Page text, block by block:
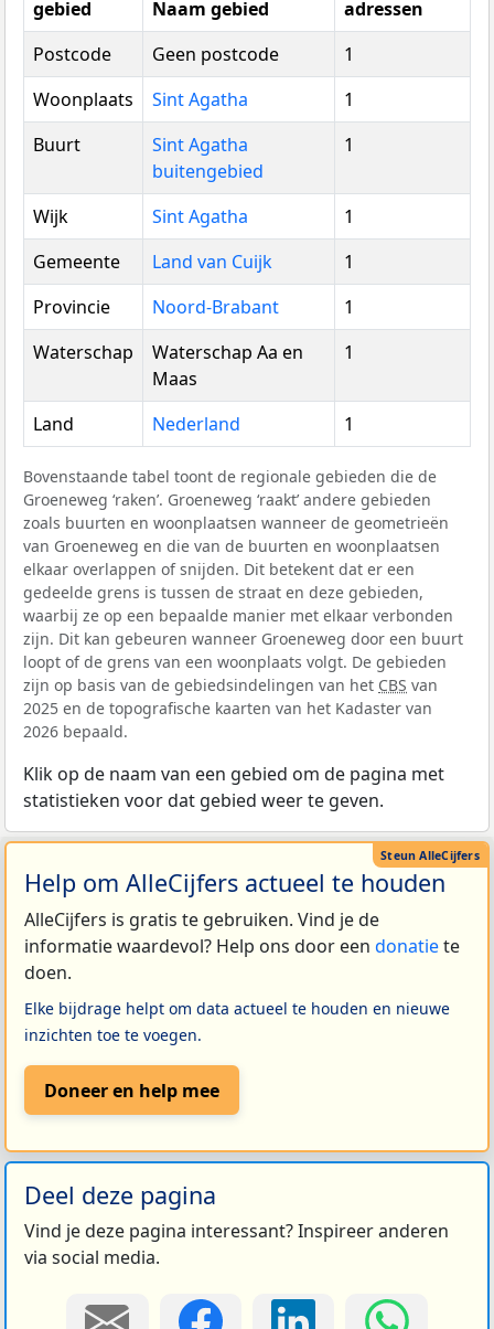
gebied Naam gebied
adressen
Postcode
Geen postcode
1
Woonplaats
Sint Agatha
1
Buurt
Sint Agatha
buitengebied
1
Wijk Sint Agatha
1
Gemeente
Land van Cuijk
1
Provincie
Noord-Brabant
1
Waterschap
Waterschap Aa en
Maas
1
Land Nederland 1
Bovenstaande tabel toont de regionale gebieden die de
Groeneweg ‘raken’. Groeneweg ‘raakt’ andere gebieden
zoals buurten en woonplaatsen wanneer de geometrieën
van Groeneweg en die van de buurten en woonplaatsen
elkaar overlappen of snijden. Dit betekent dat er een
gedeelde grens is tussen de straat en deze gebieden,
waarbij ze op een bepaalde manier met elkaar verbonden
zijn. Dit kan gebeuren wanneer Groeneweg door een buurt
loopt of de grens van een woonplaats volgt. De gebieden
zijn op basis van de gebiedsindelingen van het CBS van
2025 en de topografische kaarten van het Kadaster van
2026 bepaald.
Klik op de naam van een gebied om de pagina met
statistieken voor dat gebied weer te geven.
Help om AlleCijfers actueel te houden
AlleCijfers is gratis te gebruiken. Vind je de
informatie waardevol? Help ons door een donatiete
doen.
Elke bijdrage helpt om data actueel te houden en nieuwe
inzichten toe te voegen.
Doneer en help mee
Deel deze pagina
Vind je deze pagina interessant? Inspireer anderen
via social media.